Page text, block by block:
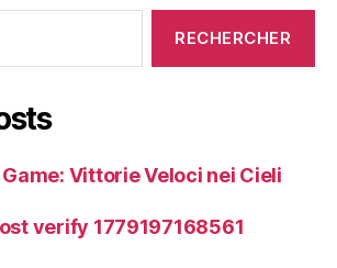
Vittorie Veloci nei Cieli
verify 1779197168561